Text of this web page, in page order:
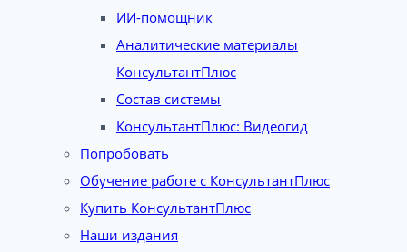
ИИ-помощник
Аналитические материалы
КонсультантПлюс
Состав системы
КонсультантПлюс: Видеогид
Попробовать
Обучение работе с КонсультантПлюс
Купить КонсультантПлюс
Наши издания